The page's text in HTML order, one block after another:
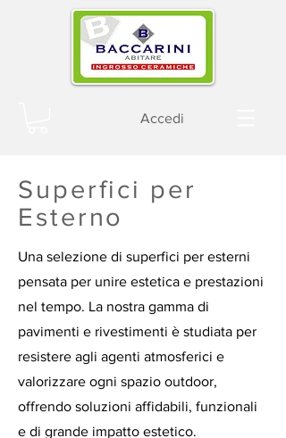
Accedi
Superfici per
Esterno
Una selezione di superfici per esterni
pensata per unire estetica e prestazioni
nel tempo. La nostra gamma di
pavimenti e rivestimenti è studiata per
resistere agli agenti atmosferici e
valorizzare ogni spazio outdoor,
offrendo soluzioni affidabili, funzionali
e di grande impatto estetico.